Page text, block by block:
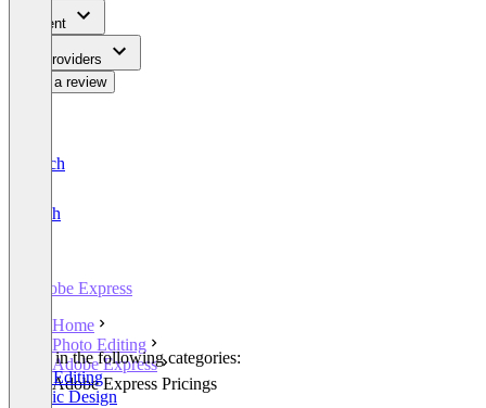
Content
For Providers
Write a review
Deutsch
English
Adobe Express
Home
Photo Editing
Adobe Express
Adobe Express Pricings
Listed in the following categories:
Photo Editing
Graphic Design